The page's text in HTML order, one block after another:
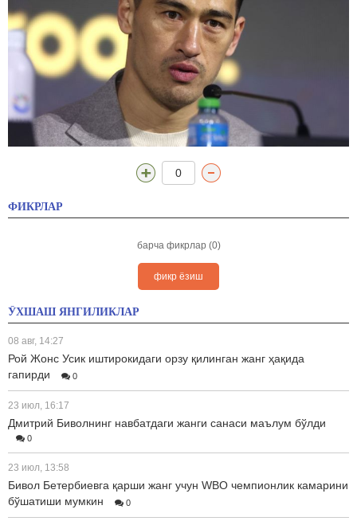
0
ФИКРЛАР
барча фикрлар (0)
фикр ёзиш
ЎХШАШ ЯНГИЛИКЛАР
08 авг, 14:27
Рой Жонс Усик иштирокидаги орзу қилинган жанг ҳақида
гапирди
0
23 июл, 16:17
Дмитрий Биволнинг навбатдаги жанги санаси маълум бўлди
0
23 июл, 13:58
Бивол Бетербиевга қарши жанг учун WBO чемпионлик камарини
бўшатиши мумкин
0